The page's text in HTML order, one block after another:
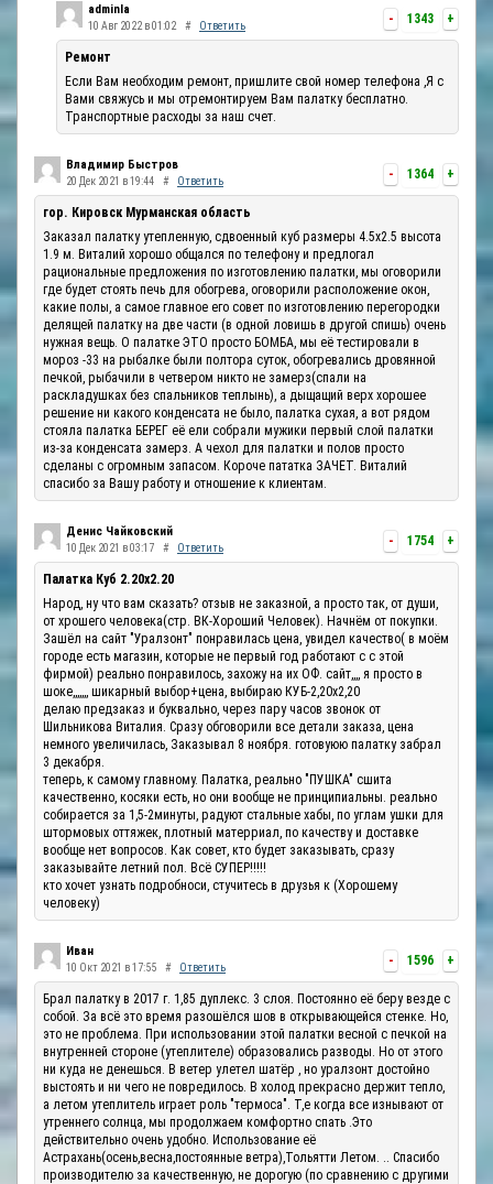
- 1343 +
adminla
10 Авг 2022 в 01:02 # Ответить
Ремонт
Если Вам необходим ремонт, пришлите свой номер телефона ,Я с
Вами свяжусь и мы отремонтируем Вам палатку бесплатно.
Транспортные расходы за наш счет.
- 1364 +
Владимир Быстров
20 Дек 2021 в 19:44 # Ответить
гор. Кировск Мурманская область
Заказал палатку утепленную, сдвоенный куб размеры 4.5х2.5 высота
1.9 м. Виталий хорошо общался по телефону и предлогал
рациональные предложения по изготовлению палатки, мы оговорили
где будет стоять печь для обогрева, оговорили расположение окон,
какие полы, а самое главное его совет по изготовлению перегородки
делящей палатку на две части (в одной ловишь в другой спишь) очень
нужная вещь. О палатке ЭТО просто БОМБА, мы её тестировали в
мороз -33 на рыбалке были полтора суток, обогревались дровянной
печкой, рыбачили в четвером никто не замерз(спали на
раскладушках без спальников теплынь), а дыщащий верх хорошее
решение ни какого конденсата не было, палатка сухая, а вот рядом
стояла палатка БЕРЕГ её ели собрали мужики первый слой палатки
из-за конденсата замерз. А чехол для палатки и полов просто
сделаны с огромным запасом. Короче пататка ЗАЧЕТ. Виталий
спасибо за Вашу работу и отношение к клиентам.
- 1754 +
Денис Чайковский
10 Дек 2021 в 03:17 # Ответить
Палатка Куб 2.20x2.20
Народ, ну что вам сказать? отзыв не заказной, а просто так, от души,
от хрошего человека(стр. ВК-Хороший Человек). Начнём от покупки.
Зашёл на сайт "Уралзонт" понравилась цена, увидел качество( в моём
городе есть магазин, которые не первый год работают с с этой
фирмой) реально понравилось, захожу на их ОФ. сайт,,,, я просто в
шоке,,,,,,, шикарный выбор+цена, выбираю КУБ-2,20х2,20
делаю предзаказ и буквально, через пару часов звонок от
Шильникова Виталия. Сразу обговорили все детали заказа, цена
немного увеличилась, Заказывал 8 ноября. готовуюю палатку забрал
3 декабря.
теперь, к самому главному. Палатка, реально "ПУШКА" сшита
качественно, косяки есть, но они вообще не принципиальны. реально
собирается за 1,5-2минуты, радуют стальные хабы, по углам ушки для
штормовых оттяжек, плотный матерриал, по качеству и доставке
вообще нет вопросов. Как совет, кто будет заказывать, сразу
заказывайте летний пол. Всё СУПЕР!!!!!
кто хочет узнать подробноси, стучитесь в друзья к (Хорошему
человеку)
- 1596 +
Иван
10 Окт 2021 в 17:55 # Ответить
Брал палатку в 2017 г. 1,85 дуплекс. 3 слоя. Постоянно её беру везде с
собой. За всё это время разошёлся шов в открывающейся стенке. Но,
это не проблема. При использовании этой палатки весной с печкой на
внутренней стороне (утеплителе) образовались разводы. Но от этого
ни куда не денешься. В ветер улетел шатёр , но уралзонт достойно
выстоять и ни чего не повредилось. В холод прекрасно держит тепло,
а летом утеплитель играет роль "термоса". Т,е когда все изнывают от
утреннего солнца, мы продолжаем комфортно спать .Это
действительно очень удобно. Использование её
Астрахань(осень,весна,постоянные ветра),Тольятти Летом. .. Спасибо
производителю за качественную, не дорогую (по сравнению с другими